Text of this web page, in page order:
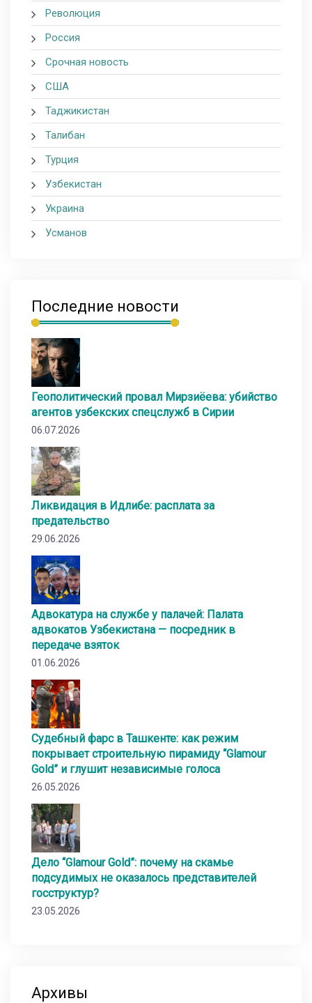
Революция
Россия
Срочная новость
США
Таджикистан
Талибан
Турция
Узбекистан
Украина
Усманов
Последние новости
Геополитический провал Мирзиёева: убийство
агентов узбекских спецслужб в Сирии
06.07.2026
Ликвидация в Идлибе: расплата за
предательство
29.06.2026
Адвокатура на службе у палачей: Палата
адвокатов Узбекистана — посредник в
передаче взяток
01.06.2026
Судебный фарс в Ташкенте: как режим
покрывает строительную пирамиду “Glamour
Gold” и глушит независимые голоса
26.05.2026
Дело “Glamour Gold”: почему на скамье
подсудимых не оказалось представителей
госструктур?
23.05.2026
Архивы